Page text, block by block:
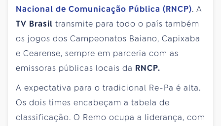
Nacional de Comunicação Pública (RNCP). A
TV Brasil transmite para todo o país também
os jogos dos Campeonatos Baiano, Capixaba
e Cearense, sempre em parceria com as
emissoras públicas locais da RNCP.
A expectativa para o tradicional Re-Pa é alta.
Os dois times encabeçam a tabela de
classificação. O Remo ocupa a liderança, com